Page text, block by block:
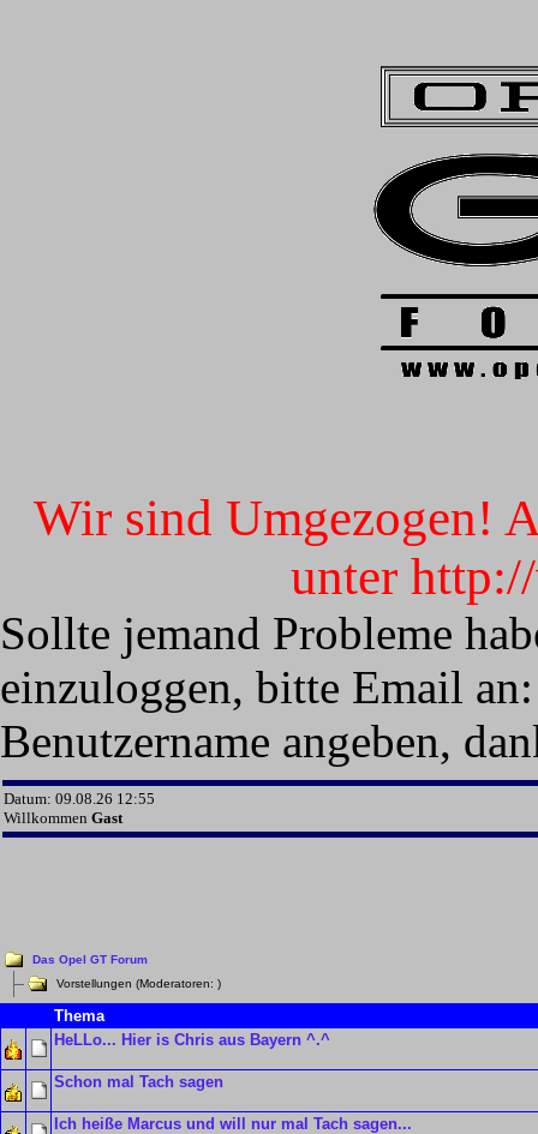
Wir sind Umgezogen!
unter
Sollte jemand Probleme
einzuloggen, bitte Email
Benutzername angeben,
Datum: 09.08.26 12:55
Willkommen Gast
Das Opel GT Forum
Vorstellungen (Moderatoren: )
Thema
HeLLo... Hier is Chris aus Bayern ^.^
Schon mal Tach sagen
Ich heiße Marcus und will nur mal Tach sagen...